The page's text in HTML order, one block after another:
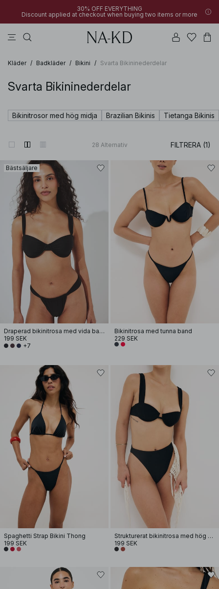
30% OFF EVERYTHING
Discount applied at checkout when buying two items or more
Kläder / Badkläder / Bikini / Svarta Bikininederdelar
Svarta Bikininederdelar
Bikinitrosor med hög midja Brazilian Bikinis Tietanga Bikinis
28 Alternativ FILTRERA (1)
Bästsäljare
Draperad bikinitrosa med vida band
199 SEK
+7
Bikinitrosa med tunna band
229 SEK
Spaghetti Strap Bikini Thong
199 SEK
Strukturerat bikinitrosa med hög midja
199 SEK